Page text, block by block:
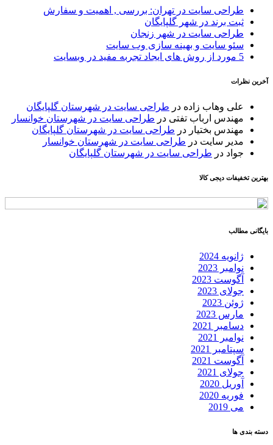
طراحی سایت در تهران: بررسی , اهمیت و سفارش
ثبت برند در شهر گلپایگان
طراحی سایت در شهر زنجان
سئو سایت و بهینه سازی وب سایت
5 مورد از روش های ایجاد تجربه مفید در وبسایت
آخرین نظرات
علی وهاب زاده در طراحی سایت در شهرستان گلپایگان
مهندس ارباب تفتی در طراحی سایت در شهرستان خوانسار
مهندس بختیار در طراحی سایت در شهرستان گلپایگان
مدیر سایت در طراحی سایت در شهرستان خوانسار
جواد در طراحی سایت در شهرستان گلپایگان
بهترین تخفیفات دیجی کالا
بایگانی مطالب
ژانویه 2024
نوامبر 2023
آگوست 2023
جولای 2023
ژوئن 2023
مارس 2023
دسامبر 2021
نوامبر 2021
سپتامبر 2021
آگوست 2021
جولای 2021
آوریل 2020
فوریه 2020
می 2019
دسته بندی ها